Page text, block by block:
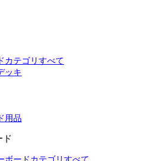
カテゴリすべて
ッキ
用品
ド